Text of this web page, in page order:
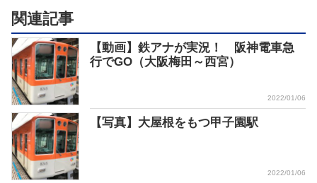
関連記事
【動画】鉄アナが実況！ 阪神電車急
行でGO（大阪梅田～西宮）
2022/01/06
【写真】大屋根をもつ甲子園駅
2022/01/06